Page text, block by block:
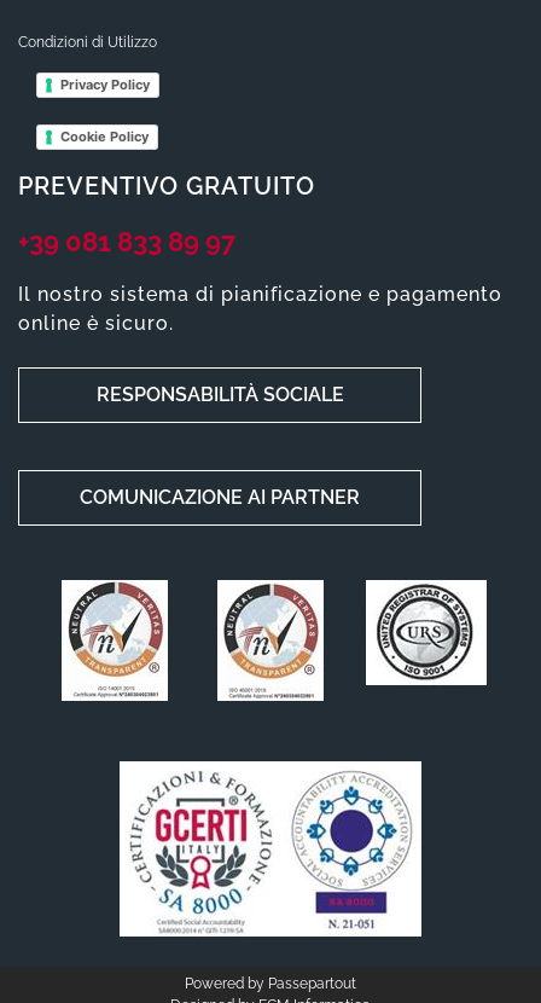
Condizioni di Utilizzo
Privacy Policy
Cookie Policy
PREVENTIVO GRATUITO
+39 081 833 89 97
Il nostro sistema di pianificazione e pagamento
online è sicuro.
RESPONSABILITÀ SOCIALE
COMUNICAZIONE AI PARTNER
Powered by Passepartout